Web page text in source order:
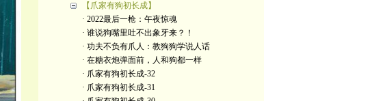
【爪家有狗初长成】
· 2022最后一枪：午夜惊魂
· 谁说狗嘴里吐不出象牙来？！
· 功夫不负有爪人：教狗狗学说人话
· 在糖衣炮弹面前，人和狗都一样
· 爪家有狗初长成-32
· 爪家有狗初长成-31